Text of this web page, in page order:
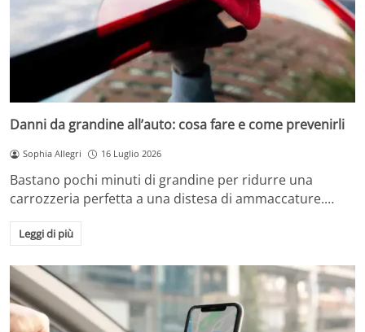
Danni da grandine all’auto: cosa fare e come prevenirli
Sophia Allegri 16 Luglio 2026
Bastano pochi minuti di grandine per ridurre una
carrozzeria perfetta a una distesa di ammaccature.…
Leggi di più